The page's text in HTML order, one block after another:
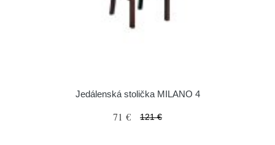
Jedálenská stolička MILANO 4
71 € 121 €